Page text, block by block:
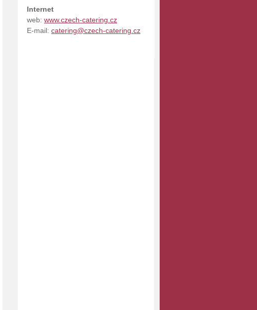
Internet
web: www.czech-catering.cz
E-mail: catering@czech-catering.cz